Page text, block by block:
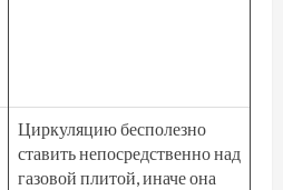
Циркуляцию бесполезно
ставить непосредственно над
газовой плитой, иначе она